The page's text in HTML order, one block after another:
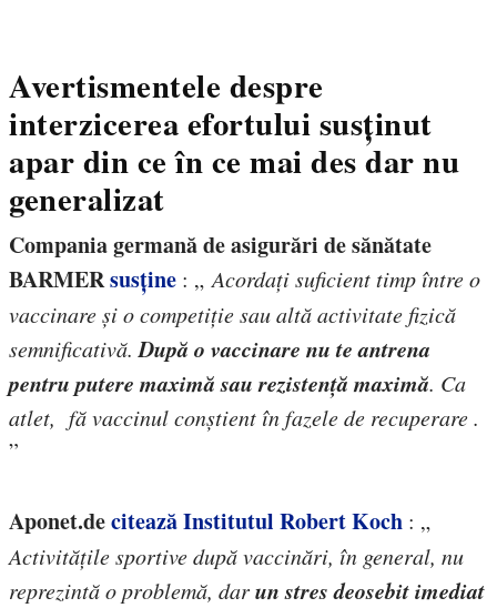
Avertismentele despre
interzicerea efortului susținut
apar din ce în ce mai des dar nu
generalizat
Compania germană de asigurări de sănătate
BARMERsusține : „Acordați suficient timp între o
vaccinare și o competiție sau altă activitate fizică
semnificativă. După o vaccinare nu te antrena
pentru putere maximă sau rezistență maximă. Ca
atlet, fă vaccinul conștient în fazele de recuperare .
”
Aponet.decitează Institutul Robert Koch : „
Activitățile sportive după vaccinări, în general, nu
reprezintă o problemă, darun stres deosebit imediat